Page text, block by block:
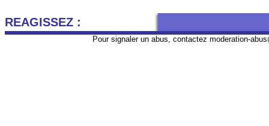
REAGISSEZ :
Pour signaler un abus, contactez moderation-